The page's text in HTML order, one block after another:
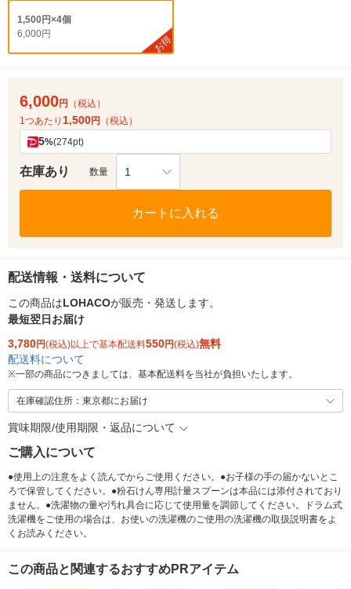
1,500円×4個
6,000円
お得
6,000円
（税込）
1つあたり 1,500円 （税込）
5%(274pt)
在庫あり 数量 1
カートに入れる
配送情報・送料について
この商品はLOHACOが販売・発送します。
最短翌日お届け
3,780円(税込)以上で基本配送料550円(税込)無料
配送料について
※一部の商品につきましては、基本配送料を当社が負担いたします。
在庫確認住所：東京都にお届け
賞味期限/使用期限・返品について
ご購入について
●使用上の注意をよく読んでからご使用ください。●お子様の手の届かないとこ
ろで保管してください。●粉石けん専用計量スプーンは本品には添付されており
ません。●洗濯物の量や汚れ具合に応じて使用量を調節してください。ドラム式
洗濯機をご使用の場合は、お使いの洗濯機のご使用の洗濯機の取扱説明書をよ
くお読みください。
この商品と関連するおすすめPRアイテム